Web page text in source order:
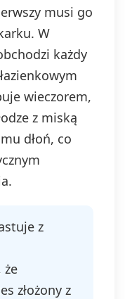
musi go
W
każdy
wieczorem,
z miską
dłoń, co
z
że
złożony z